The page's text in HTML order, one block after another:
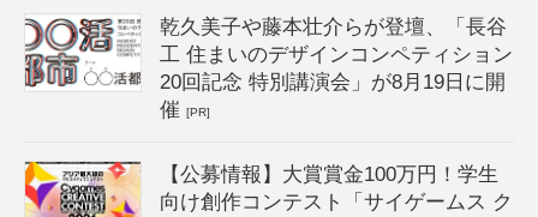
乾久美子や藤本壮介らが登壇、「長谷
工 住まいのデザインコンペティション
20回記念 特別講演会」が8月19日に開
催[PR]
【公募情報】大賞賞金100万円！学生
向け創作コンテスト「サイゲームス ク